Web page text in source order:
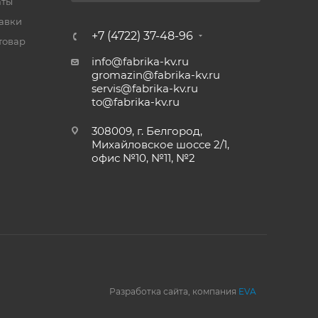
+7 (4722) 37-48-96
info@fabrika-kv.ru
gromazin@fabrika-kv.ru
servis@fabrika-kv.ru
to@fabrika-kv.ru
308009, г. Белгород,
Михайловское шоссе 2/1,
офис №10, №11, №2
Разработка сайта, компания EVA